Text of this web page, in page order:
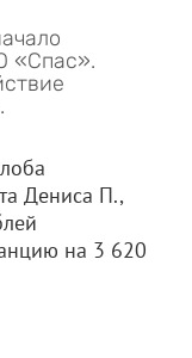
«Спас».
Дениса П.,
на 3 620